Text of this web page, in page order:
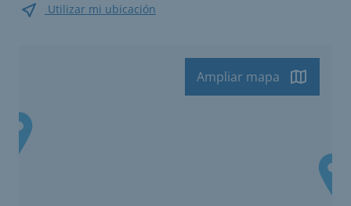
Utilizar mi ubicación
Ampliar mapa